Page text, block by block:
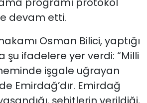
devam etti.
Osman Bilici, yaptığı
şu ifadelere yer verdi: “Milli
işgale uğrayan
Emirdağ’dır. Emirdağ